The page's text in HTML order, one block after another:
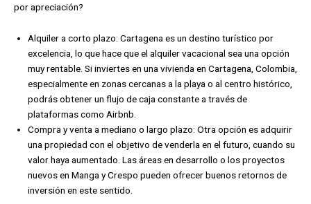
por apreciación?
Alquiler a corto plazo: Cartagena es un destino turístico por
excelencia, lo que hace que el alquiler vacacional sea una opción
muy rentable. Si inviertes en una vivienda en Cartagena, Colombia,
especialmente en zonas cercanas a la playa o al centro histórico,
podrás obtener un flujo de caja constante a través de
plataformas como Airbnb.
Compra y venta a mediano o largo plazo: Otra opción es adquirir
una propiedad con el objetivo de venderla en el futuro, cuando su
valor haya aumentado. Las áreas en desarrollo o los proyectos
nuevos en Manga y Crespo pueden ofrecer buenos retornos de
inversión en este sentido.